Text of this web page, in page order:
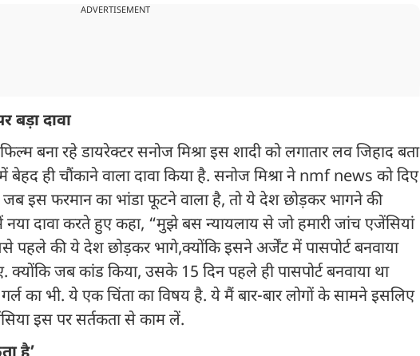
ADVERTISEMENT
बड़ा दावा
बना रहे डायरेक्टर सनोज मिश्रा इस शादी को लगातार लव जिहाद बता
ही चौंकाने वाला दावा किया है. सनोज मिश्रा ने nmf news को दिए
इस फरमान का भांडा फूटने वाला है, तो ये देश छोड़कर भागने की
दावा करते हुए कहा, “मुझे बस न्यायलाय से जो हमारी जांच एजेंसियां
की ये देश छोड़कर भागे,क्योंकि इसने अर्जेंट में पासपोर्ट बनवाया
क्योंकि जब कांड किया, उसके 15 दिन पहले ही पासपोर्ट बनवाया था
का भी. ये एक चिंता का विषय है. ये मैं बार-बार लोगों के सामने इसलिए
इस पर सर्तकता से काम लें.